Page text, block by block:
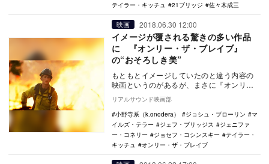
テイラー・キッチュ
21ブリッジ 佐々木成三
映画 2018.06.30 12:00
イメージが覆される驚きの多い作品
に 『オンリー・ザ・ブレイブ』
の“おそろしき美”
もともとイメージしていたのと違う内容の
映画というのがあるが、まさに『オンリ
ー・ザ・ブレイブ』は、イメージが覆され
る、良い意味で驚…
リアルサウンド映画部
小野寺系（k.onodera）
ジョシュ・ブローリン
マ
イルズ・テラー
ジェフ・ブリッジス
ジェニファ
ー・コネリー
ジョセフ・コシンスキー
テイラー・
キッチュ
オンリー・ザ・ブレイブ